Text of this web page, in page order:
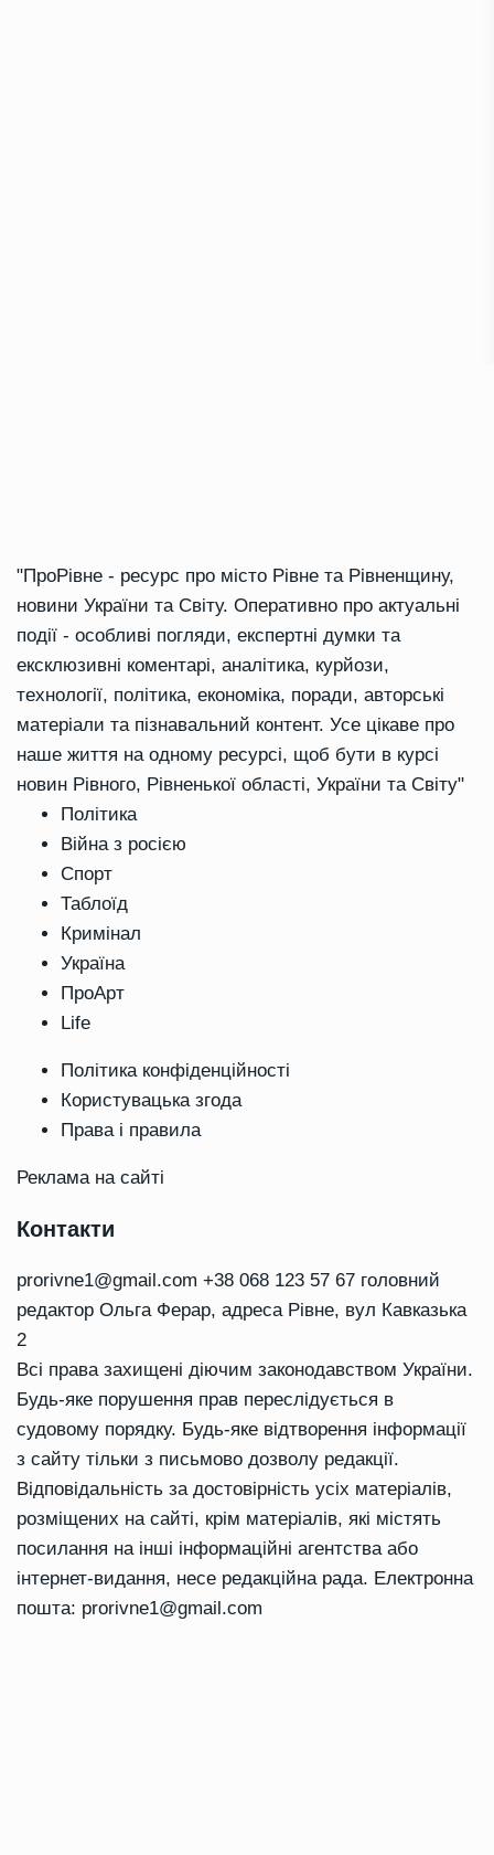
"ПроРівне - ресурс про місто Рівне та Рівненщину,
новини України та Світу. Оперативно про актуальні
події - особливі погляди, експертні думки та
ексклюзивні коментарі, аналітика, курйози,
технології, політика, економіка, поради, авторські
матеріали та пізнавальний контент. Усе цікаве про
наше життя на одному ресурсі, щоб бути в курсі
новин Рівного, Рівненької області, України та Світу"
Політика
Війна з росією
Спорт
Таблоїд
Кримінал
Україна
ПроАрт
Life
Політика конфіденційності
Користувацька згода
Права і правила
Реклама на сайті
Контакти
prorivne1@gmail.com +38 068 123 57 67 головний
редактор Ольга Ферар, адреса Рівне, вул Кавказька
2
Всі права захищені діючим законодавством України.
Будь-яке порушення прав переслідується в
судовому порядку. Будь-яке відтворення інформації
з сайту тільки з письмово дозволу редакції.
Відповідальність за достовірність усіх матеріалів,
розміщених на сайті, крім матеріалів, які містять
посилання на інші інформаційні агентства або
інтернет-видання, несе редакційна рада. Електронна
пошта: prorivne1@gmail.com